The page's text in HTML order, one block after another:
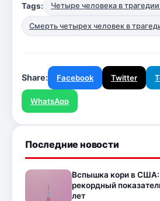
Tags: Четыре человека в
Смерть четырех человек в
Share: Facebook Twitter
WhatsApp
Последние новости
Вспышка кори в
рекордный
лет